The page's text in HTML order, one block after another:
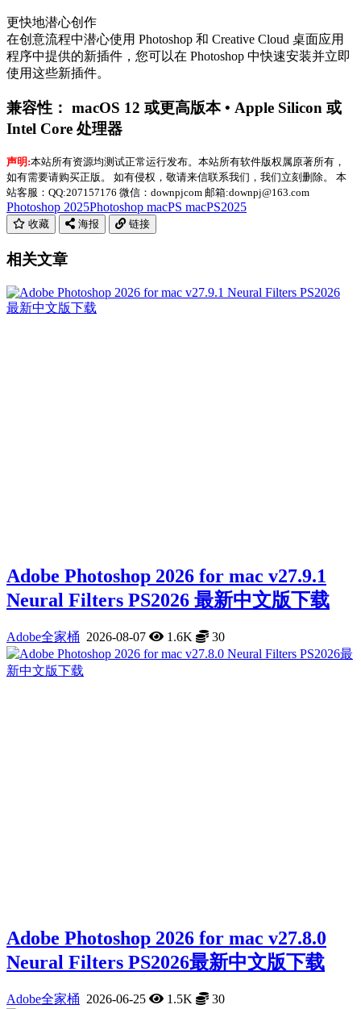
更快地潜心创作
在创意流程中潜心使用 Photoshop 和 Creative Cloud 桌面应用
程序中提供的新插件，您可以在 Photoshop 中快速安装并立即
使用这些新插件。
兼容性： macOS 12 或更高版本 • Apple Silicon 或
Intel Core 处理器
声明:本站所有资源均测试正常运行发布。本站所有软件版权属原著所有，
如有需要请购买正版。 如有侵权，敬请来信联系我们，我们立刻删除。 本
站客服：QQ:207157176 微信：downpjcom 邮箱:downpj@163.com
Photoshop 2025Photoshop macPS macPS2025
收藏 海报 链接
相关文章
Adobe Photoshop 2026 for mac v27.9.1
Neural Filters PS2026 最新中文版下载
Adobe全家桶 2026-08-07 1.6K 30
Adobe Photoshop 2026 for mac v27.8.0
Neural Filters PS2026最新中文版下载
Adobe全家桶 2026-06-25 1.5K 30